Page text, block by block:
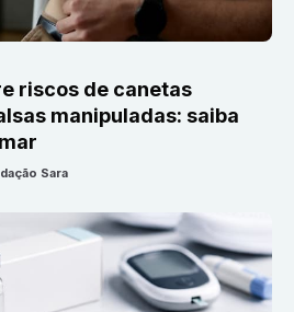
riscos de canetas
manipuladas: saiba
Sara